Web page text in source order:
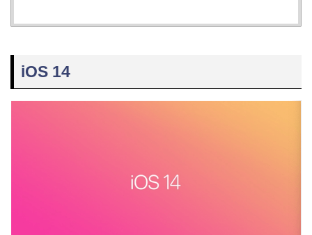
iOS 14